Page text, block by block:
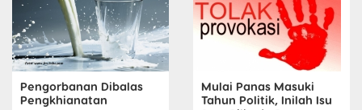
Pengorbanan Dibalas
Pengkhianatan
Mulai Panas Masuki
Tahun Politik, Inilah Isu